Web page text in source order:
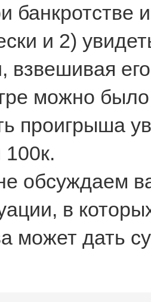
банкротстве
и 2)
взвешивая
можно
проигрыша
100к.
обсуждаем
в
может дать